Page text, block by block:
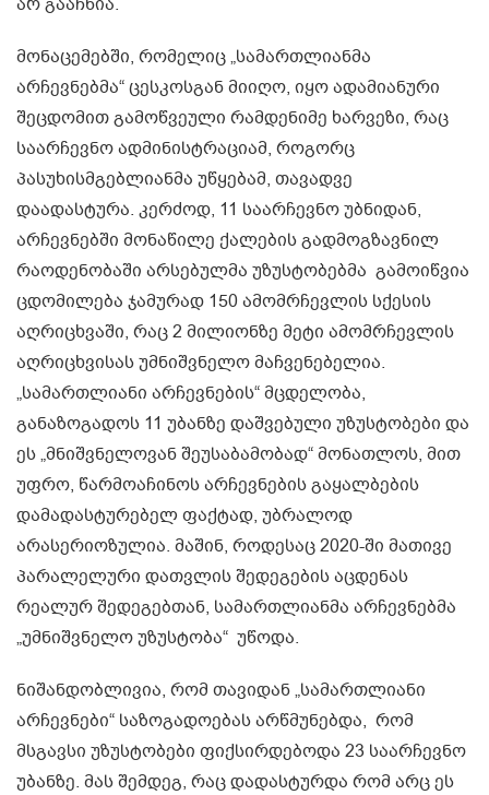
მონაცემებში, რომელიც „სამართლიანმა
არჩევნებმა“ ცესკოსგან მიიღო, იყო ადამიანური
შეცდომით გამოწვეული რამდენიმე ხარვეზი, რაც
საარჩევნო ადმინისტრაციამ, როგორც
პასუხისმგებლიანმა უწყებამ, თავადვე
დაადასტურა. კერძოდ, 11 საარჩევნო უბნიდან,
არჩევნებში მონაწილე ქალების გადმოგზავნილ
რაოდენობაში არსებულმა უზუსტობებმა გამოიწვია
ცდომილება ჯამურად 150 ამომრჩევლის სქესის
აღრიცხვაში, რაც 2 მილიონზე მეტი ამომრჩევლის
აღრიცხვისას უმნიშვნელო მაჩვენებელია.
„სამართლიანი არჩევნების“ მცდელობა,
განაზოგადოს 11 უბანზე დაშვებული უზუსტობები და
ეს „მნიშვნელოვან შეუსაბამობად“ მონათლოს, მით
უფრო, წარმოაჩინოს არჩევნების გაყალბების
დამადასტურებელ ფაქტად, უბრალოდ
არასერიოზულია. მაშინ, როდესაც 2020-ში მათივე
პარალელური დათვლის შედეგების აცდენას
რეალურ შედეგებთან, სამართლიანმა არჩევნებმა
„უმნიშვნელო უზუსტობა“ უწოდა.
ნიშანდობლივია, რომ თავიდან „სამართლიანი
არჩევნები“ საზოგადოებას არწმუნებდა, რომ
მსგავსი უზუსტობები ფიქსირდებოდა 23 საარჩევნო
უბანზე. მას შემდეგ, რაც დადასტურდა რომ არც ეს